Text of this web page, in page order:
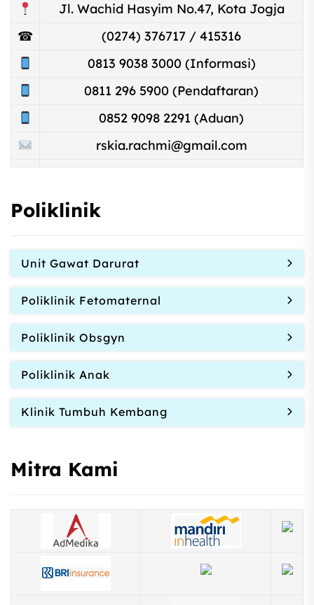
Jl. Wachid Hasyim No.47, Kota Jogja
☎
(0274) 376717 / 415316
0813 9038 3000 (Informasi)
0811 296 5900 (Pendaftaran)
0852 9098 2291 (Aduan)
rskia.rachmi@gmail.com
Poliklinik
Unit Gawat Darurat
Poliklinik Fetomaternal
Poliklinik Obsgyn
Poliklinik Anak
Klinik Tumbuh Kembang
Mitra Kami